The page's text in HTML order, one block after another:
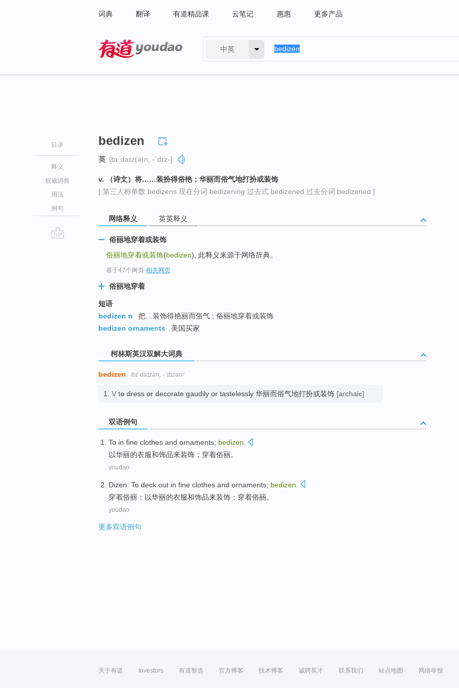
词典 翻译 有道精品课 云笔记 惠惠 更多产品
中英
目录
释义
权威词典
用法
例句
bedizen
英 [bɪˈdaɪz(ə)n; -ˈdɪz-]
v. （诗文）将……装扮得俗艳；华丽而俗气地打扮或装饰
[ 第三人称单数 bedizens 现在分词 bedizening 过去式 bedizened 过去分词 bedizened ]
网络释义 英英释义
俗丽地穿着或装饰
俗丽地穿着或装饰(bedizen), 此释义来源于网络辞典。
基于47个网页-相关网页
俗丽地穿着
短语
bedizen n
把…装饰得艳丽而俗气 ; 俗丽地穿着或装饰
bedizen ornaments
美国买家
柯林斯英汉双解大词典
bedizen /bɪˈdaɪzən, -ˈdɪzən/
1. V to dress or decorate gaudily or tastelessly 华丽而俗气地打扮或装饰 [archaic]
双语例句
To in fine clothes and ornaments; bedizen
以华丽的衣服和饰品来装饰 ； 穿着俗丽。
youdao
Dizen: To deck out in fine clothes and ornaments; bedizen
穿着俗丽：以华丽的衣服和饰品来装饰 ；穿着俗丽。
youdao
更多双语例句
关于有道 Investors 有道智选 官方博客 技术博客 诚聘英才 联系我们 站点地图 网络举报